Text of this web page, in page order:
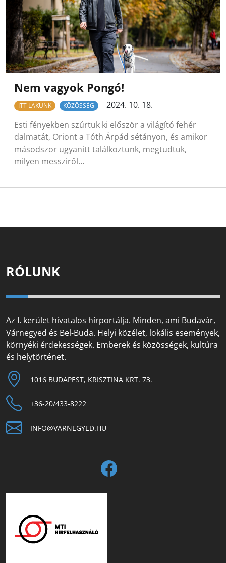
Nem vagyok Pongó!
ITT LAKUNK KÖZÖSSÉG
2024. 10. 18.
Esti fényekben szúrtuk ki először a világító fehér
dalmatát, Oriont a Tóth Árpád sétányon, és amikor
másodszor ugyanitt találkoztunk, megtudtuk,
milyen messziről…
RÓLUNK
Az I. kerület hivatalos hírportálja. Minden, ami Budavár,
Várnegyed és Bel-Buda. Helyi közélet, lokális események,
környéki érdekességek. Emberek és közösségek, kultúra
és helytörténet.
1016 BUDAPEST, KRISZTINA KRT. 73.
+36-20/433-8222
INFO@VARNEGYED.HU